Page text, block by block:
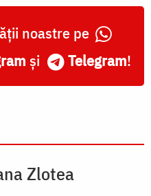
noastre pe
și Telegram!
Zlotea